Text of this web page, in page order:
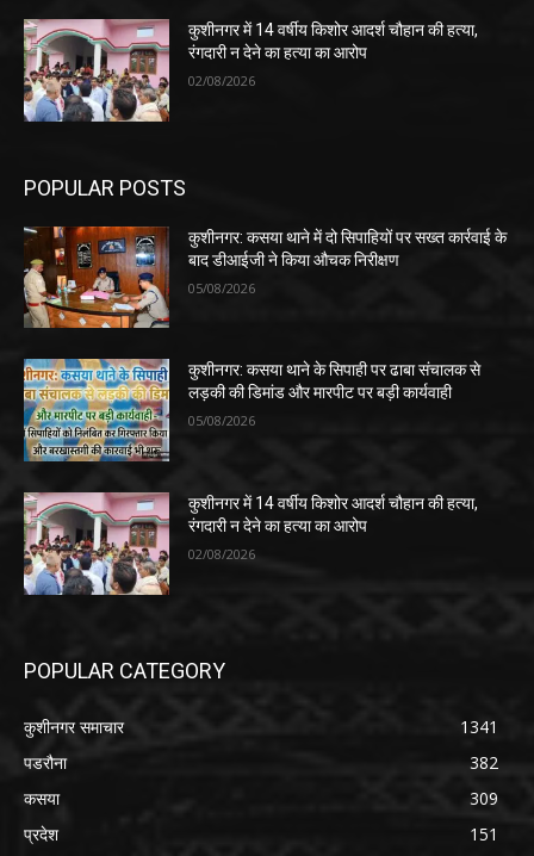
कुशीनगर में 14 वर्षीय किशोर आदर्श चौहान की हत्या,
रंगदारी न देने का हत्या का आरोप
02/08/2026
POPULAR POSTS
कुशीनगर: कसया थाने में दो सिपाहियों पर सख्त कार्रवाई के
बाद डीआईजी ने किया औचक निरीक्षण
05/08/2026
कुशीनगर: कसया थाने के सिपाही पर ढाबा संचालक से
लड़की की डिमांड और मारपीट पर बड़ी कार्यवाही
05/08/2026
कुशीनगर में 14 वर्षीय किशोर आदर्श चौहान की हत्या,
रंगदारी न देने का हत्या का आरोप
02/08/2026
POPULAR CATEGORY
कुशीनगर समाचार
1341
पडरौना
382
कसया
309
प्रदेश
151